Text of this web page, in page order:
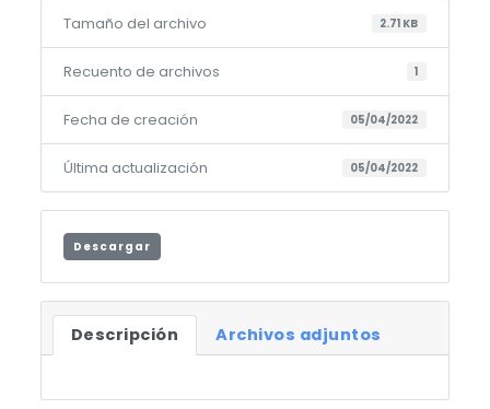
Tamaño del archivo 2.71 KB
Recuento de archivos 1
Fecha de creación 05/04/2022
Última actualización 05/04/2022
Descargar
Descripción Archivos adjuntos